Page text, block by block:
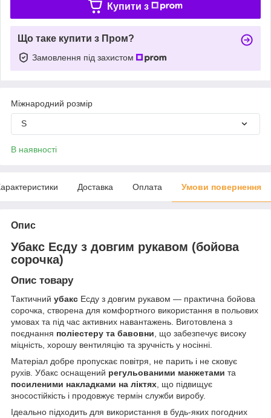
Купити з
Що таке купити з Пром?
Замовлення під захистом
Міжнародний розмір
S
В наявності
Доставка Оплата Умови повернення
Опис
Убакс Есду з довгим рукавом (бойова
сорочка)
Опис товару
Тактичний убакс Есду з довгим рукавом — практична бойова
сорочка, створена для комфортного використання в польових
умовах та під час активних навантажень. Виготовлена з
поєднання поліестеру та бавовни, що забезпечує високу
міцність, хорошу вентиляцію та зручність у носінні.
Матеріал добре пропускає повітря, не парить і не сковує
рухів. Убакс оснащений регульованими манжетами та
посиленими накладками на ліктях, що підвищує
зносостійкість і продовжує термін служби виробу.
Ідеально підходить для використання в будь-яких погодних